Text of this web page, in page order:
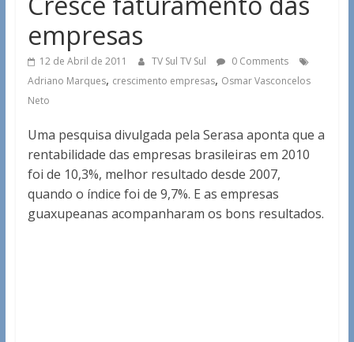
Guaxupé
região.
empresas
12 de Abril de 2011 TV Sul TV Sul
0 Comments
Adriano Marques, crescimento empresas, Osmar Vasconcelos
Neto
Uma pesquisa divulgada pela Serasa aponta que a
rentabilidade das empresas brasileiras em 2010
foi de 10,3%, melhor resultado desde 2007,
quando o índice foi de 9,7%. E as empresas
guaxupeanas acompanharam os bons resultados.